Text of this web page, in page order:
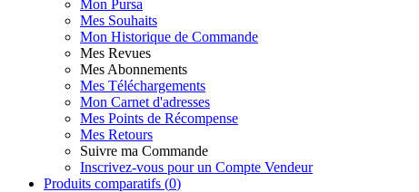
Mon Pursa
Mes Souhaits
Mon Historique de Commande
Mes Revues
Mes Abonnements
Mes Téléchargements
Mon Carnet d'adresses
Mes Points de Récompense
Mes Retours
Suivre ma Commande
Inscrivez-vous pour un Compte Vendeur
Produits comparatifs (0)